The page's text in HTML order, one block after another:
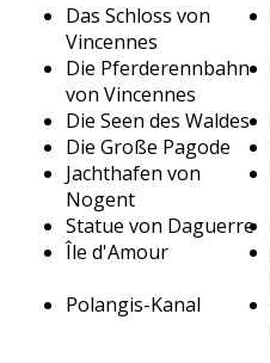
Das Schloss von
Vincennes
Die Pferderennbahn
von Vincennes
Die Seen des Waldes
Die Große Pagode
Jachthafen von
Nogent
Statue von Daguerre
Île d'Amour
Polangis-Kanal